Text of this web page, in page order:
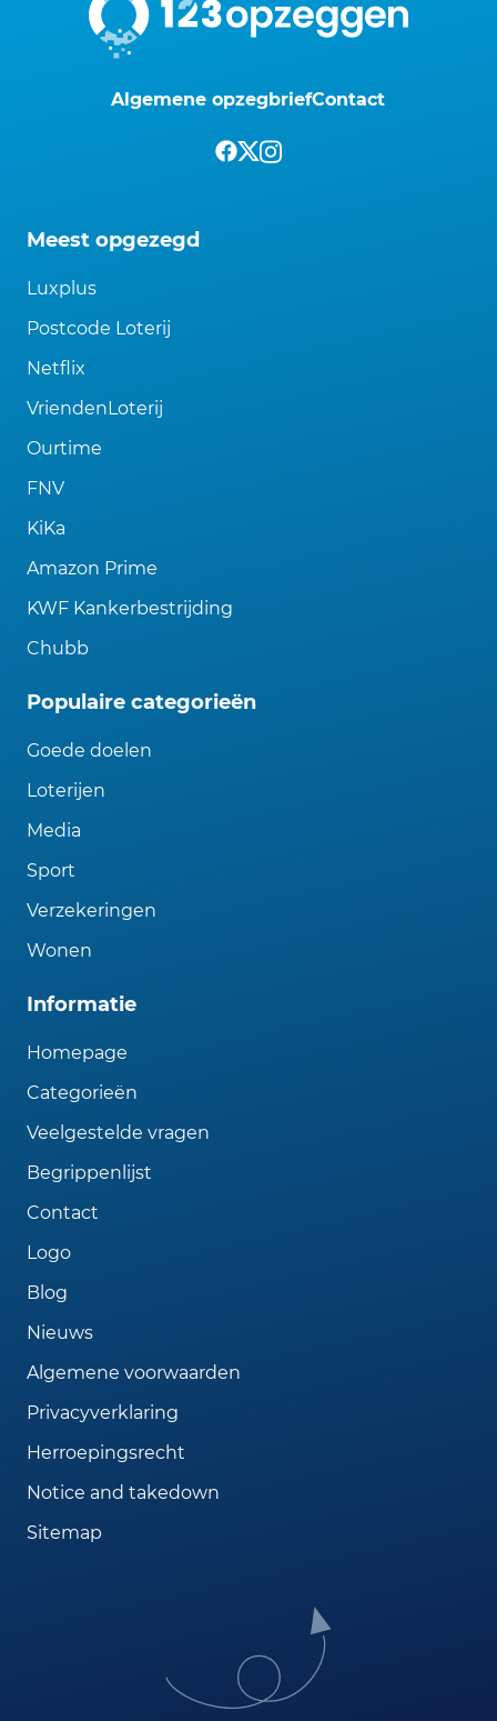
Algemene opzegbriefContact
Meest opgezegd
Luxplus
Postcode Loterij
Netflix
VriendenLoterij
Ourtime
FNV
KiKa
Amazon Prime
KWF Kankerbestrijding
Chubb
Populaire categorieën
Goede doelen
Loterijen
Media
Sport
Verzekeringen
Wonen
Informatie
Homepage
Categorieën
Veelgestelde vragen
Begrippenlijst
Contact
Logo
Blog
Nieuws
Algemene voorwaarden
Privacyverklaring
Herroepingsrecht
Notice and takedown
Sitemap